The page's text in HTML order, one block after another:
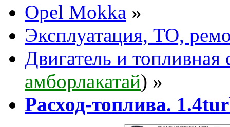
Opel Mokka »
Эксплуатация, ТО,
Двигатель и топливная
амборлакатай) »
Расход-топлива.